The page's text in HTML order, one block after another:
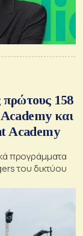
158
και
Academy
προγράμματα
του δικτύου